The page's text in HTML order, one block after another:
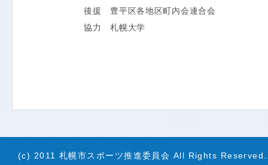
後援 豊平区各地区町内会連合会
協力 札幌大学
(c) 2011 札幌市スポーツ推進委員会 All Rights Reserved.